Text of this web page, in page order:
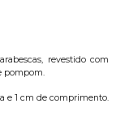
revestido com
pompom.
e 1 cm de comprimento.